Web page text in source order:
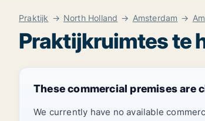
Praktijk North Holland Amsterdam
Praktijkruimtes te
These commercial premises are
We currently have no available